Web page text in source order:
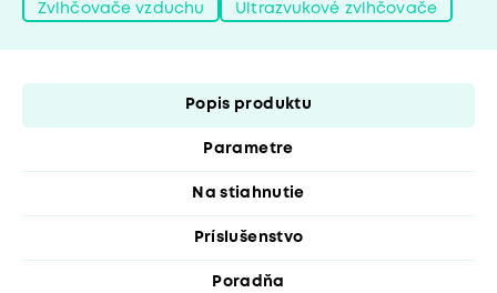
Zvlhčovače vzduchu Ultrazvukové zvlhčovače
Popis produktu
Parametre
Na stiahnutie
Príslušenstvo
Poradňa